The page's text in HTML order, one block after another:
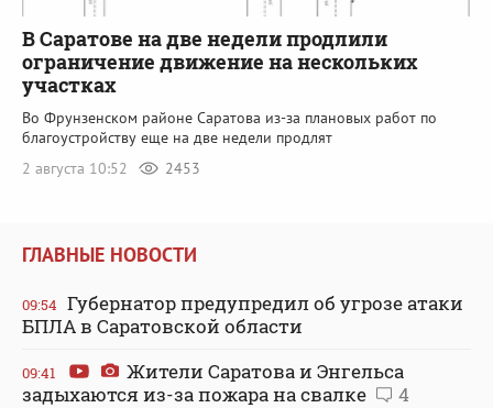
В Саратове на две недели продлили
ограничение движение на нескольких
участках
Во Фрунзенском районе Саратова из-за плановых работ по
благоустройству еще на две недели продлят
2 августа 10:52
2453
ГЛАВНЫЕ НОВОСТИ
09:54 Губернатор предупредил об угрозе атаки
БПЛА в Саратовской области
09:41
Жители Саратова и Энгельса
задыхаются из-за пожара на свалке
4